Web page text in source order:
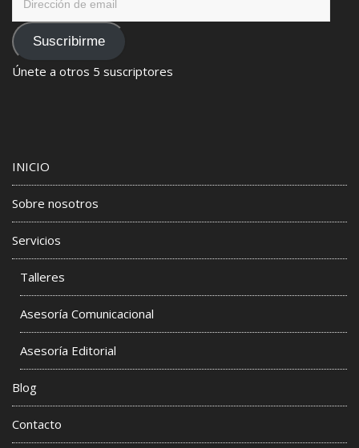
emailSuscribirme
Únete a otros 5 suscriptores
INICIO
Sobre nosotros
Servicios
Talleres
Asesoría Comunicacional
Asesoría Editorial
Blog
Contacto